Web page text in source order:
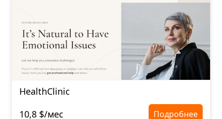
HealthClinic
10,8 $/мес
Подробнее